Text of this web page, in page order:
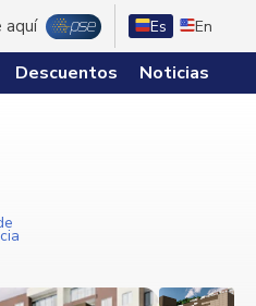
aquí Es En
Descuentos Noticias